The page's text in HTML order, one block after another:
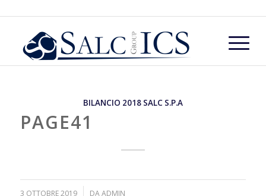
BILANCIO 2018 SALC S.P.A
PAGE41
3 OTTOBRE 2019 DAADMIN